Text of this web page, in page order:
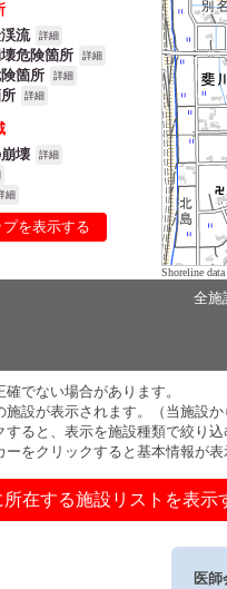
流
詳細
危険箇所 詳細
箇所 詳細
詳細
壊
詳細
細
を表示する
Shoreline
全施
でない場合があります。
施設が表示されます。（当施設か
すると、表示を施設種類で絞り込
ーをクリックすると基本情報が
在する施設リストを表示
医